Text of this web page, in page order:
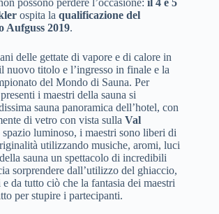
possono perdere l’occasione: il 4 e 5
ospita la qualificazione del
Aufguss 2019.
delle gettate di vapore e di calore in
nuovo titolo e l’ingresso in finale e la
del Mondo di Sauna. Per
i maestri della sauna si
sauna panoramica dell’hotel, con
di vetro con vista sulla Val
luminoso, i maestri sono liberi di
utilizzando musiche, aromi, luci
sauna un spettacolo di incredibili
sorprendere dall’utilizzo del ghiaccio,
da tutto ciò che la fantasia dei maestri
per stupire i partecipanti.